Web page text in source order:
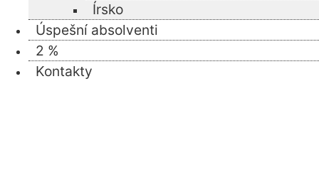
Írsko
Úspešní absolventi
2 %
Kontakty